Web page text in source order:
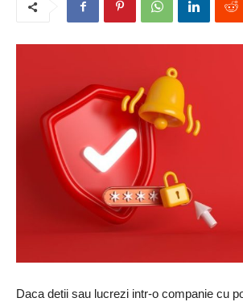
Daca detii sau lucrezi intr-o companie cu